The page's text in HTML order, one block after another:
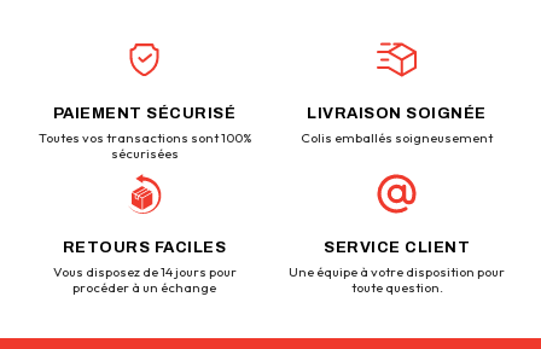
PAIEMENT SÉCURISÉ
Toutes vos transactions sont 100%
sécurisées
LIVRAISON SOIGNÉE
Colis emballés soigneusement
RETOURS FACILES
Vous disposez de 14 jours pour
procéder à un échange
SERVICE CLIENT
Une équipe à votre disposition pour
toute question.